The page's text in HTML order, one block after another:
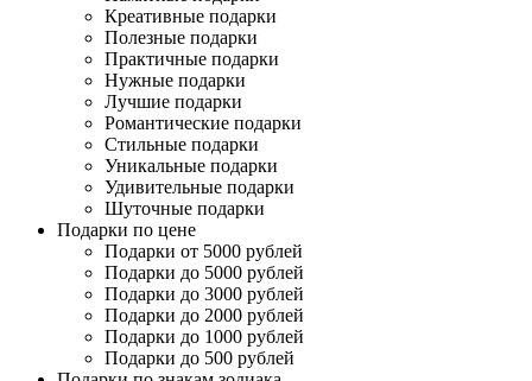
Креативные подарки
Полезные подарки
Практичные подарки
Нужные подарки
Лучшие подарки
Романтические подарки
Стильные подарки
Уникальные подарки
Удивительные подарки
Шуточные подарки
Подарки по цене
Подарки от 5000 рублей
Подарки до 5000 рублей
Подарки до 3000 рублей
Подарки до 2000 рублей
Подарки до 1000 рублей
Подарки до 500 рублей